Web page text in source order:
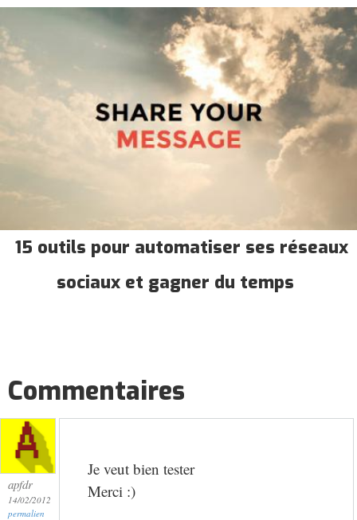
15 outils pour automatiser ses réseaux
sociaux et gagner du temps
Commentaires
apfdr
14/02/2012
permalien
Je veut bien tester
Merci :)